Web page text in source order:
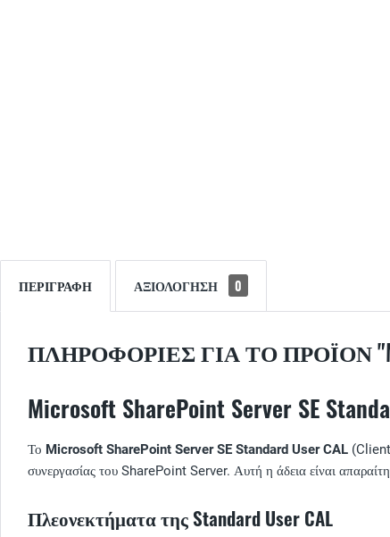
ΠΕΡΙΓΡΑΦΉ ΑΞΙΟΛΌΓΗΣΗ 0
ΠΛΗΡΟΦΟΡΊΕΣ ΓΙΑ ΤΟ ΠΡΟΪΌΝ
Microsoft SharePoint Server SE
Το Microsoft SharePoint Server SE Standard User CAL (Client
συνεργασίας του SharePoint Server. Αυτή η άδεια είναι
Πλεονεκτήματα της Standard User CAL